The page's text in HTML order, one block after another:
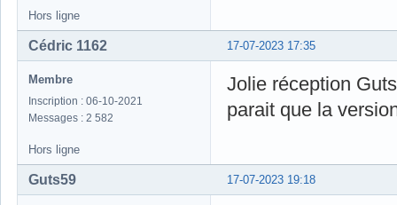
Hors ligne
17-07-2023 17:35
Cédric 1162
Membre
Inscription : 06-10-2021
Messages : 2 582
Jolie réception
parait que la
Hors ligne
17-07-2023 19:18
Guts59